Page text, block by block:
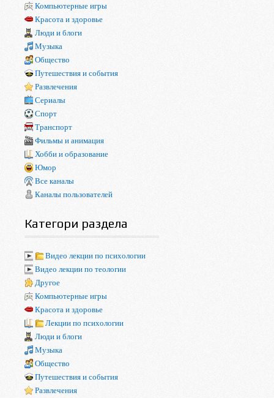
Компьютерные игры
Красота и здоровье
Люди и блоги
Музыка
Общество
Путешествия и события
Развлечения
Сериалы
Спорт
Транспорт
Фильмы и анимация
Хобби и образование
Юмор
Все каналы
Каналы пользователей
Категори раздела
Видео лекции по психологии
Видео лекции по теологии
Другое
Компьютерные игры
Красота и здоровье
Лекции по психологии
Люди и блоги
Музыка
Общество
Путешествия и события
Развлечения